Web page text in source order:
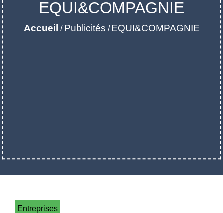
EQUI&COMPAGNIE
Accueil / Publicités / EQUI&COMPAGNIE
Entreprises